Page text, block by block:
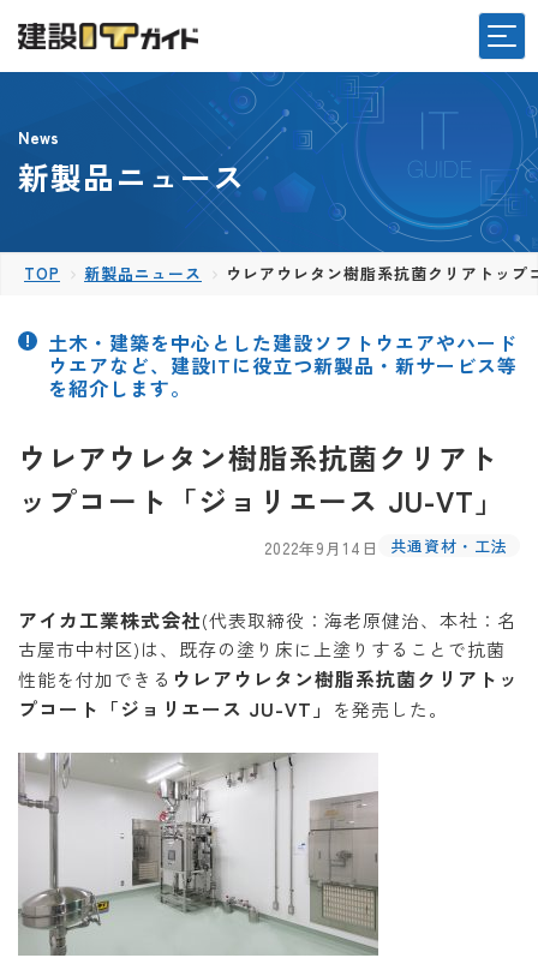
News
新製品ニュース
TOP 新製品ニュース ウレアウレタン樹脂系抗菌クリアトッ
土木・建築を中心とした建設ソフトウエアやハード
ウエアなど、建設ITに役立つ新製品・新サービス等
を紹介します。
ウレアウレタン樹脂系抗菌クリアト
ップコート「ジョリエース JU-VT」
2022年9月14日 共通資材・工法
アイカ工業株式会社(代表取締役：海老原健治、本社：名
古屋市中村区)は、既存の塗り床に上塗りすることで抗菌
性能を付加できる ウレアウレタン樹脂系抗菌クリアトッ
プコート「ジョリエース JU-VT」
を発売した。